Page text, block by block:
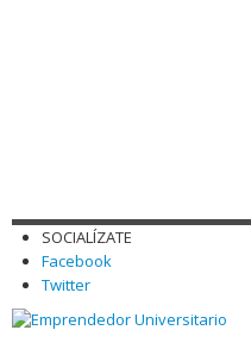
SOCIALÍZATE
Facebook
Twitter